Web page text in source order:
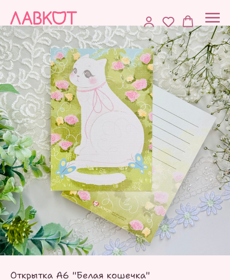
Открытка А6 "Белая кошечка"